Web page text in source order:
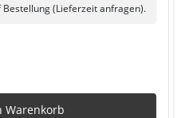
(Lieferzeit anfragen).
Warenkorb